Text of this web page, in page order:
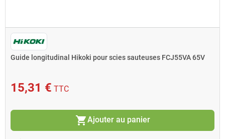
Guide longitudinal Hikoki pour scies sauteuses FCJ55VA 65V
15,31 € TTC
shopping_cartAjouter au panier